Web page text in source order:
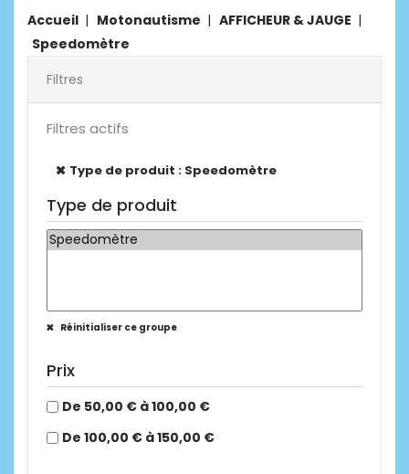
Accueil Motonautisme
AFFICHEUR & JAUGE
Speedomètre
Filtres
Filtres actifs
Type de produit : Speedomètre
Type de produit
Réinitialiser ce groupe
Prix
De 50,00 € à 100,00 €
De 100,00 € à 150,00 €